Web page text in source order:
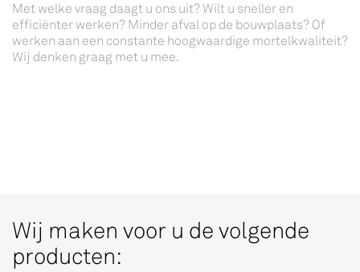
Met welke vraag daagt u ons uit? Wilt u sneller en
efficiënter werken? Minder afval op de bouwplaats? Of
werken aan een constante hoogwaardige mortelkwaliteit?
Wij denken graag met u mee.
Wij maken voor u de volgende
producten: